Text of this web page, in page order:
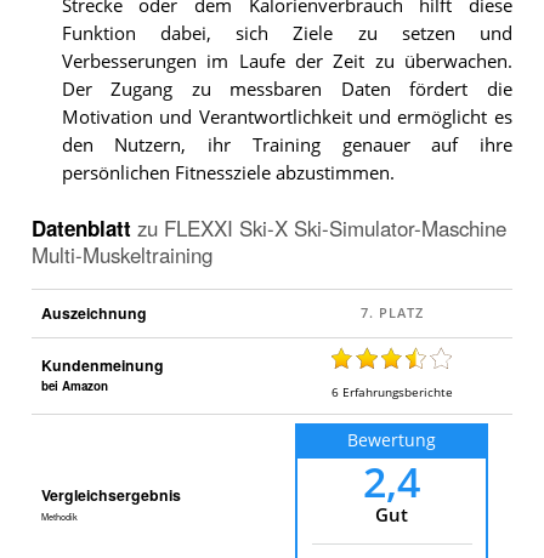
Strecke oder dem Kalorienverbrauch hilft diese
Funktion dabei, sich Ziele zu setzen und
Verbesserungen im Laufe der Zeit zu überwachen.
Der Zugang zu messbaren Daten fördert die
Motivation und Verantwortlichkeit und ermöglicht es
den Nutzern, ihr Training genauer auf ihre
persönlichen Fitnessziele abzustimmen.
Datenblatt zu FLEXXI Ski-X Ski-Simulator-Maschine
Multi-Muskeltraining
Auszeichnung
Kundenmeinung
bei Amazon 6 Erfahrungsberichte
Vergleichsergebnis
Methodik
Bewertung
2,4
Gut